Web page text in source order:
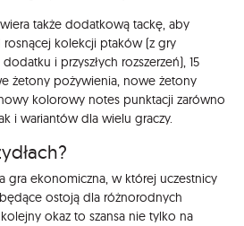
także dodatkową tackę, aby
kolekcji ptaków (z gry
i przyszłych rozszerzeń), 15
żetony pożywienia, nowe żetony
kolorowy notes punktacji zarówno
i wariantów dla wielu graczy.
gra ekonomiczna, w której uczestnicy
ostoją dla różnorodnych
okaz to szansa nie tylko na